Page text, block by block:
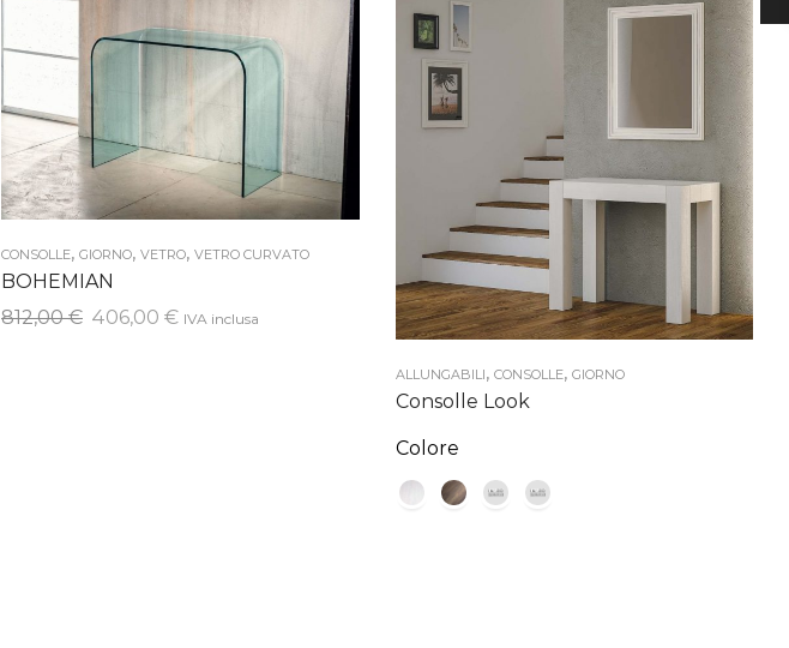
CONSOLLE, GIORNO, VETRO, VETRO CURVATO
BOHEMIAN
812,00€ Il
406,00 €IlIVA inclusa
ALLUNGABILI, CONSOLLE, GIORNO
Consolle Look
Colore